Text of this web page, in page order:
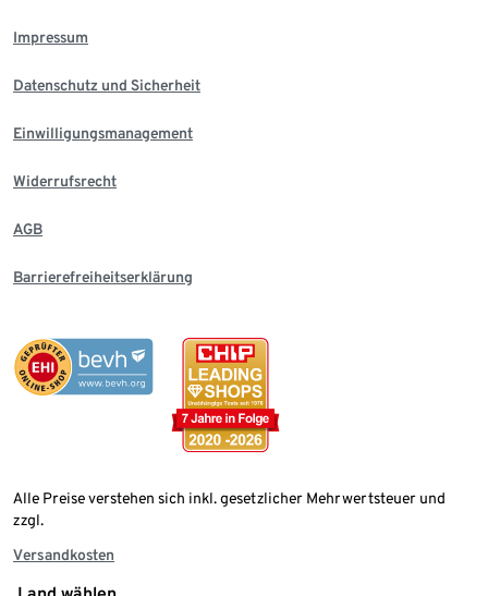
Impressum
Datenschutz und Sicherheit
Einwilligungsmanagement
Widerrufsrecht
AGB
Barrierefreiheitserklärung
Alle Preise verstehen sich inkl. gesetzlicher Mehrwertsteuer und
zzgl.
Versandkosten